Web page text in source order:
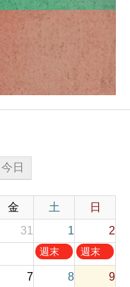
今日
金 土
日
31 1 2
土
曜
週末
お休
日
曜
週末
お休
7 8 9